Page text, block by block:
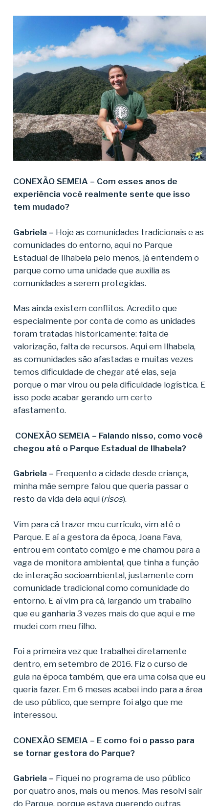
CONEXÃO SEMEIA – Com esses anos de
experiência você realmente sente que isso
tem mudado?
Gabriela – Hoje as comunidades tradicionais e as
comunidades do entorno, aqui no Parque
Estadual de Ilhabela pelo menos, já entendem o
parque como uma unidade que auxilia as
comunidades a serem protegidas.
Mas ainda existem conflitos. Acredito que
especialmente por conta de como as unidades
foram tratadas historicamente: falta de
valorização, falta de recursos. Aqui em Ilhabela,
as comunidades são afastadas e muitas vezes
temos dificuldade de chegar até elas, seja
porque o mar virou ou pela dificuldade logística. E
isso pode acabar gerando um certo
afastamento.
CONEXÃO SEMEIA – Falando nisso, como você
chegou até o Parque Estadual de Ilhabela?
Gabriela – Frequento a cidade desde criança,
minha mãe sempre falou que queria passar o
resto da vida dela aqui (risos).
Vim para cá trazer meu currículo, vim até o
Parque. E aí a gestora da época, Joana Fava,
entrou em contato comigo e me chamou para a
vaga de monitora ambiental, que tinha a função
de interação socioambiental, justamente com
comunidade tradicional como comunidade do
entorno. E aí vim pra cá, largando um trabalho
que eu ganharia 3 vezes mais do que aqui e me
mudei com meu filho.
Foi a primeira vez que trabalhei diretamente
dentro, em setembro de 2016. Fiz o curso de
guia na época também, que era uma coisa que eu
queria fazer. Em 6 meses acabei indo para a área
de uso público, que sempre foi algo que me
interessou.
CONEXÃO SEMEIA – E como foi o passo para
se tornar gestora do Parque?
Gabriela – Fiquei no programa de uso público
por quatro anos, mais ou menos. Mas resolvi sair
do Parque, porque estava querendo outras